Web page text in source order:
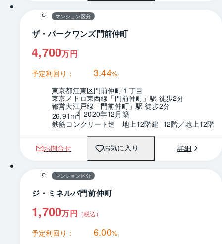
マンション区分
ザ・パークワンズ門前仲町
4,700万円
予定利回り： 3.44%
東京都江東区門前仲町１丁目
東京メトロ東西線「門前仲町」駅 徒歩2分
都営大江戸線「門前仲町」駅 徒歩2分
26.91m2 2020年12月築
鉄筋コンクリート造　地上12階建 12階／地上12階
お問合せ お気に入り 詳細
1 / 0 間取り
マンション区分
ジ・ミネルバ門前仲町
1,700万円 （税込）
予定利回り： 6.00%